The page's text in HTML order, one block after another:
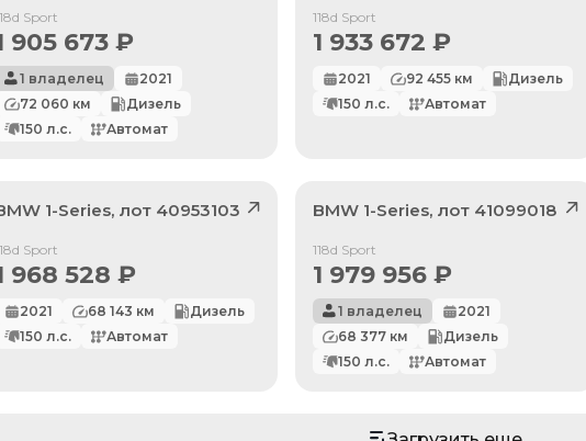
По умолчанию
Sport
905 673 ₽
1 владелец
2021
72 060 км
Дизель
150 л.с. Автомат
118d Sport
1 933 672 ₽
2021 92 455км
Дизель
150 л.с. Автомат
1-Series, лот 40953103
Продан
Sport
968 528 ₽
2021 68 143 км
Дизель
150 л.с. Автомат
BMW 1-Series, лот 41099018
Продан
118d Sport
1 979 956₽
1 владелец
2021
68 377км
Дизель
150 л.с. Автомат